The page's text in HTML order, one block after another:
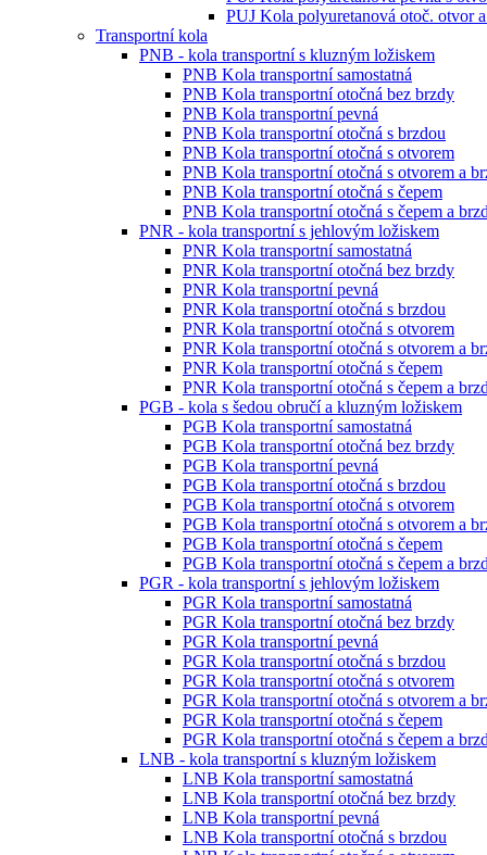
PUJ Kola polyuretanová otoč. otvor
Transportní kola
PNB - kola transportní s kluzným ložiskem
PNB Kola transportní samostatná
PNB Kola transportní otočná bez brzdy
PNB Kola transportní pevná
PNB Kola transportní otočná s brzdou
PNB Kola transportní otočná s otvorem
PNB Kola transportní otočná s otvorem a
PNB Kola transportní otočná s čepem
PNB Kola transportní otočná s čepem a
PNR - kola transportní s jehlovým ložiskem
PNR Kola transportní samostatná
PNR Kola transportní otočná bez brzdy
PNR Kola transportní pevná
PNR Kola transportní otočná s brzdou
PNR Kola transportní otočná s otvorem
PNR Kola transportní otočná s otvorem a
PNR Kola transportní otočná s čepem
PNR Kola transportní otočná s čepem a
PGB - kola s šedou obručí a kluzným ložiskem
PGB Kola transportní samostatná
PGB Kola transportní otočná bez brzdy
PGB Kola transportní pevná
PGB Kola transportní otočná s brzdou
PGB Kola transportní otočná s otvorem
PGB Kola transportní otočná s otvorem a
PGB Kola transportní otočná s čepem
PGB Kola transportní otočná s čepem a
PGR - kola transportní s jehlovým ložiskem
PGR Kola transportní samostatná
PGR Kola transportní otočná bez brzdy
PGR Kola transportní pevná
PGR Kola transportní otočná s brzdou
PGR Kola transportní otočná s otvorem
PGR Kola transportní otočná s otvorem a
PGR Kola transportní otočná s čepem
PGR Kola transportní otočná s čepem a
LNB - kola transportní s kluzným ložiskem
LNB Kola transportní samostatná
LNB Kola transportní otočná bez brzdy
LNB Kola transportní pevná
LNB Kola transportní otočná s brzdou